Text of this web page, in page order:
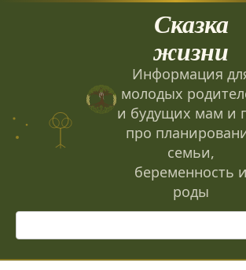
Сказка
жизни
Информация
молодых
и будущих мам и
про
семьи,
беременность и
роды
Поиск: